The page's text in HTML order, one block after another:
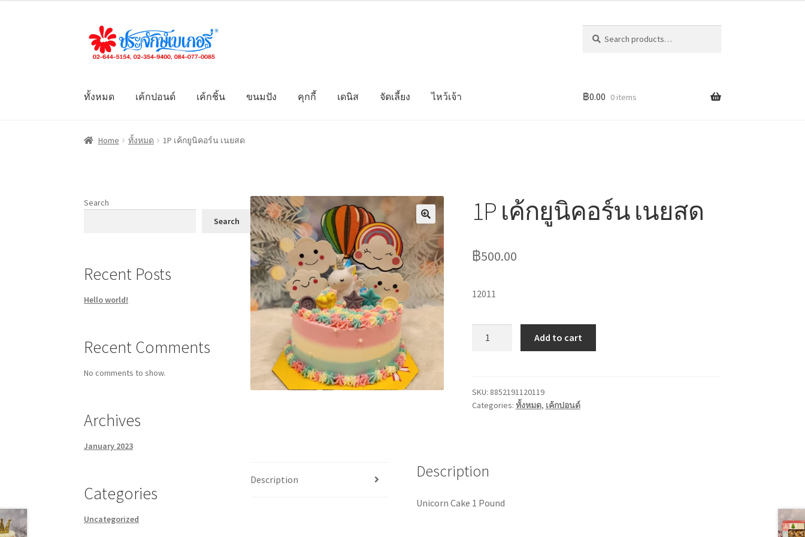
Skip
to
navigation
Skip
to
content
for:
ทั้งหมด เค้กปอนด์ เค้กชิ้น ขนมปัง คุกกี้ เดนิส จัดเลี้ยง ไหว้เจ้า ฿0.00 0 items
Home ทั้งหมด 1P เค้กยูนิคอร์น เนยสด
1P เค้กยูนิคอร์น เนยสด
฿500.00
12011
คอร์น
เนย
Add to cart
SKU: 8852191120119
Categories: ทั้งหมด, เค้กปอนด์
Description Description
Unicorn Cake 1 Pound
Search
Search
Recent Posts
Hello world!
Recent Comments
No comments to show.
Archives
January 2023
Categories
Uncategorized